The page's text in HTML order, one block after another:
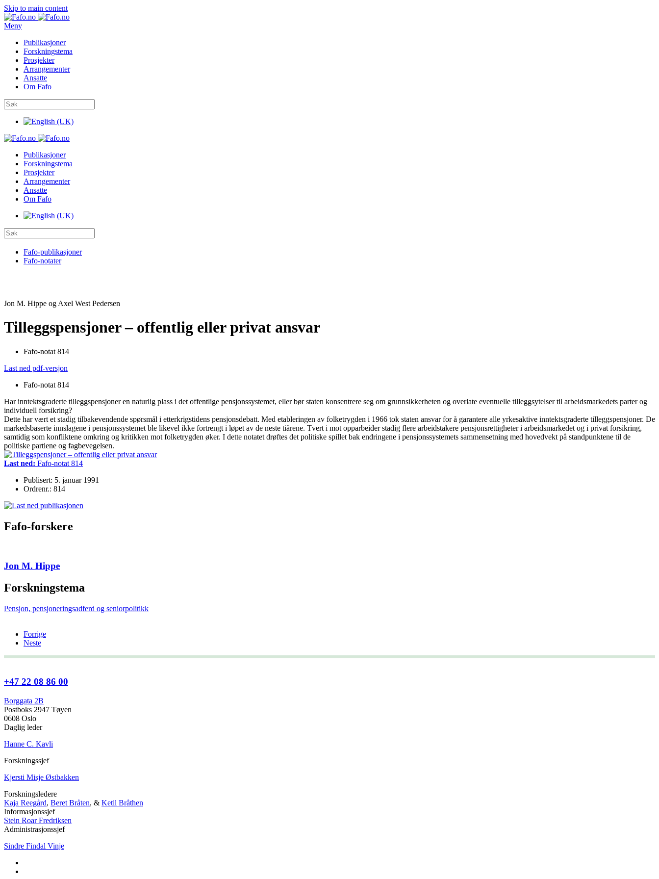
Skip to main content
Meny
Publikasjoner
Forskningstema
Prosjekter
Arrangementer
Ansatte
Om Fafo
Publikasjoner
Forskningstema
Prosjekter
Arrangementer
Ansatte
Om Fafo
Fafo-publikasjoner
Fafo-notater
Jon M. Hippe og Axel West Pedersen
Tilleggspensjoner – offentlig eller privat ansvar
Fafo-notat 814
Last ned pdf-versjon
Fafo-notat 814
Har inntektsgraderte tilleggspensjoner en naturlig plass i det offentlige pensjonssystemet, eller bør staten konsentrere seg om grunnsikkerheten og overlate eventuelle tilleggsytelser til arbeidsmarkedets parter og
individuell forsikring?
Dette har vært et stadig tilbakevendende spørsmål i etterkrigstidens pensjonsdebatt. Med etableringen av folketrygden i 1966 tok staten ansvar for å garantere alle yrkesaktive inntektsgraderte tilleggspensjoner. De
markedsbaserte innslagene i pensjonssystemet ble likevel ikke fortrengt i løpet av de neste tiårene. Tvert i mot opparbeider stadig flere arbeidstakere pensjonsrettigheter i arbeidsmarkedet og i privat forsikring,
samtidig som konfliktene omkring og kritikken mot folketrygden øker. I dette notatet drøftes det politiske spillet bak endringene i pensjonssystemets sammensetning med hovedvekt på standpunktene til de
politiske partiene og fagbevegelsen.
Last ned: Fafo-notat 814
Publisert: 5. januar 1991
Ordrenr.: 814
Fafo-forskere
Jon M. Hippe
Forskningstema
Pensjon, pensjoneringsadferd og seniorpolitikk
Forrige
Neste
+47 22 08 86 00
Borggata 2B
Postboks 2947 Tøyen
0608 Oslo
Daglig leder
Hanne C. Kavli
Forskningssjef
Kjersti Misje Østbakken
Forskningsledere
Kaja Reegård, Beret Bråten, & Ketil Bråthen
Informasjonssjef
Stein Roar Fredriksen
Administrasjonssjef
Sindre Findal Vinje